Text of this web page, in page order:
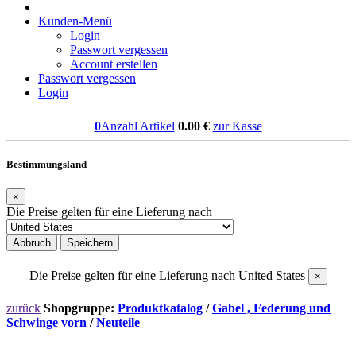
Kunden-Menü
Login
Passwort vergessen
Account erstellen
Passwort vergessen
Login
0Anzahl Artikel 0.00€ zur Kasse
Bestimmungsland
×
Die Preise gelten für eine Lieferung nach
Abbruch Speichern
Die Preise gelten für eine Lieferung nach United States ×
zurück Shopgruppe: Produktkatalog /Gabel , Federung und
Schwinge vorn /Neuteile